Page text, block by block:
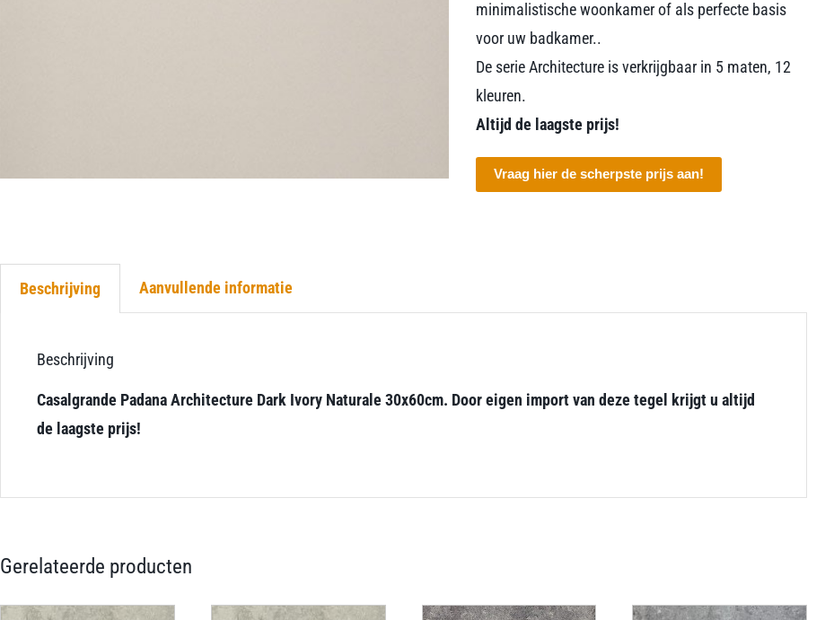
minimalistische woonkamer of als perfecte basis
voor uw badkamer..
De serie Architecture is verkrijgbaar in 5 maten, 12
kleuren.
Altijd de laagste prijs!
Vraag hier de scherpste prijs aan!
Beschrijving Aanvullende informatie
Beschrijving
Casalgrande Padana Architecture Dark Ivory Naturale 30x60cm. Door eigen import van deze tegel krijgt u altijd
de laagste prijs!
Gerelateerde producten